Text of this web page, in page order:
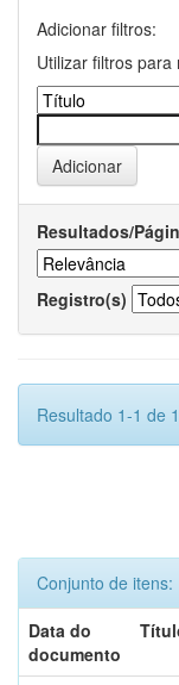
Adicionar filtros:
Utilizar filtros
Resultados/
Registro(s)
Resultado 1-1 de
Conjunto de itens:
Data do
documento